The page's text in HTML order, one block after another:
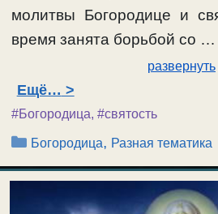
молитвы Богородице и
время занята борьбой со …
развернуть
Ещё…
#Богородица, #святость
Рубрики
Богородица, Разная тематика